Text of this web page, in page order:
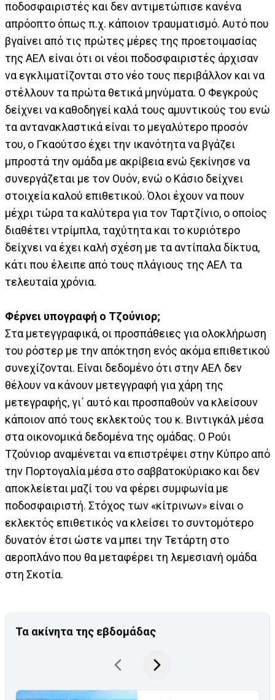
ποδοσφαιριστές και δεν αντιμετώπισε κανένα
απρόοπτο όπως π.χ. κάποιον τραυματισμό. Αυτό που
βγαίνει από τις πρώτες μέρες της προετοιμασίας
της ΑΕΛ είναι ότι οι νέοι ποδοσφαιριστές άρχισαν
να εγκλιματίζονται στο νέο τους περιβάλλον και να
στέλλουν τα πρώτα θετικά μηνύματα. Ο Φεγκρούς
δείχνει να καθοδηγεί καλά τους αμυντικούς του ενώ
τα αντανακλαστικά είναι το μεγαλύτερο προσόν
του, ο Γκαούτσο έχει την ικανότητα να βγάζει
μπροστά την ομάδα με ακρίβεια ενώ ξεκίνησε να
συνεργάζεται με τον Ουόν, ενώ ο Κάσιο δείχνει
στοιχεία καλού επιθετικού. Όλοι έχουν να πουν
μέχρι τώρα τα καλύτερα για τον Ταρτζίνιο, ο οποίος
διαθέτει ντρίμπλα, ταχύτητα και το κυριότερο
δείχνει να έχει καλή σχέση με τα αντίπαλα δίκτυα,
κάτι που έλειπε από τους πλάγιους της ΑΕΛ τα
τελευταία χρόνια.
Φέρνει υπογραφή ο Τζούνιορ;
Στα μετεγγραφικά, οι προσπάθειες για ολοκλήρωση
του ρόστερ με την απόκτηση ενός ακόμα επιθετικού
συνεχίζονται. Είναι δεδομένο ότι στην ΑΕΛ δεν
θέλουν να κάνουν μετεγγραφή για χάρη της
μετεγραφής, γι΄ αυτό και προσπαθούν να κλείσουν
κάποιον από τους εκλεκτούς του κ. Βιντιγκάλ μέσα
στα οικονομικά δεδομένα της ομάδας. Ο Ρούι
Τζούνιορ αναμένεται να επιστρέψει στην Κύπρο από
την Πορτογαλία μέσα στο σαββατοκύριακο και δεν
αποκλείεται μαζί του να φέρει συμφωνία με
ποδοσφαιριστή. Στόχος των «κίτρινων» είναι ο
εκλεκτός επιθετικός να κλείσει το συντομότερο
δυνατόν έτσι ώστε να μπει την Τετάρτη στο
αεροπλάνο που θα μεταφέρει τη λεμεσιανή ομάδα
στη Σκοτία.
Τα ακίνητα της εβδομάδας